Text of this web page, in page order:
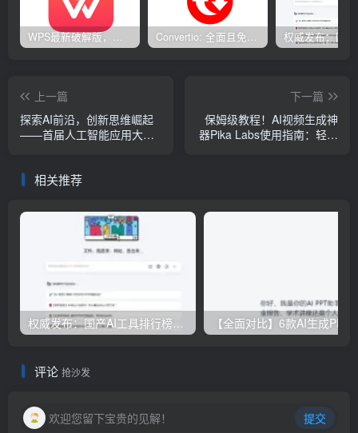
WPS最新破解版，已永久激活，无限制使用！ Convertio: 全面且免费的在线文件转换工具
上一篇
探索AI前沿，创新思维崛起
——首届人工智能应用大会
下一篇
保姆级教程！AI视频生成神
器Pika Labs使用指南：轻松
相关推荐
权威发布：国产AI工具排行榜TOP10，必备神器一览无余
评论 抢沙发
欢迎您留下宝贵的见解！ 提交